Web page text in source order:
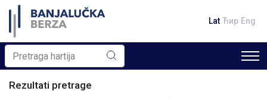
Lat Ћир Eng
Rezultati pretrage